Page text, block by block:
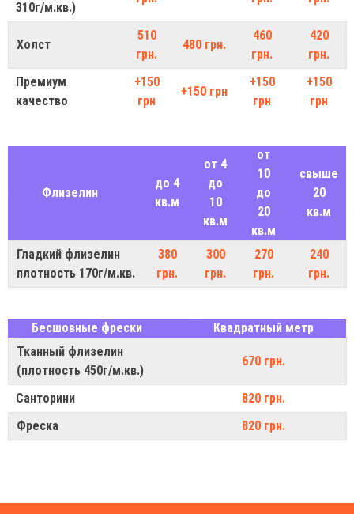
310г/м.кв.)
Холст
510
грн.
480 грн.
460
грн.
420
грн.
Премиум
качество
+150
грн
+150 грн
+150
грн
+150
грн
Флизелин
до 4
кв.м
от 4
до
10
кв.м
от
10
до
20
кв.м
свыше
20
кв.м
Гладкий флизелин
плотность 170г/м.кв.
380
грн.
300
грн.
270
грн.
240
грн.
Бесшовные фрески
Квадратный метр
Тканный флизелин
(плотность 450г/м.кв.)
670 грн.
Санторини
820 грн.
Фреска
820 грн.